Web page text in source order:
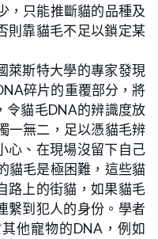
，只能推斷貓的品種及
則靠貓毛不足以鎖定某
萊斯特大學的專家發現
碎片的重覆部分，將
令貓毛DNA的辨識度放
一無二，足以憑貓毛辨
心、在現場沒留下自己
貓毛是極困難，這些貓
路上的街貓，如果貓毛
繫到犯人的身份。學者
他寵物的DNA，例如